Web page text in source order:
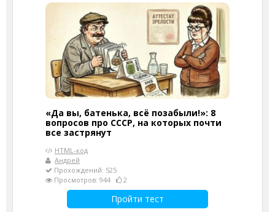
«Да вы, батенька, всё позабыли!»: 8
вопросов про СССР, на которых почти
все застрянут
HTML-код
Андрей
Прохождений: 525
Просмотров: 944
2
Пройти тест